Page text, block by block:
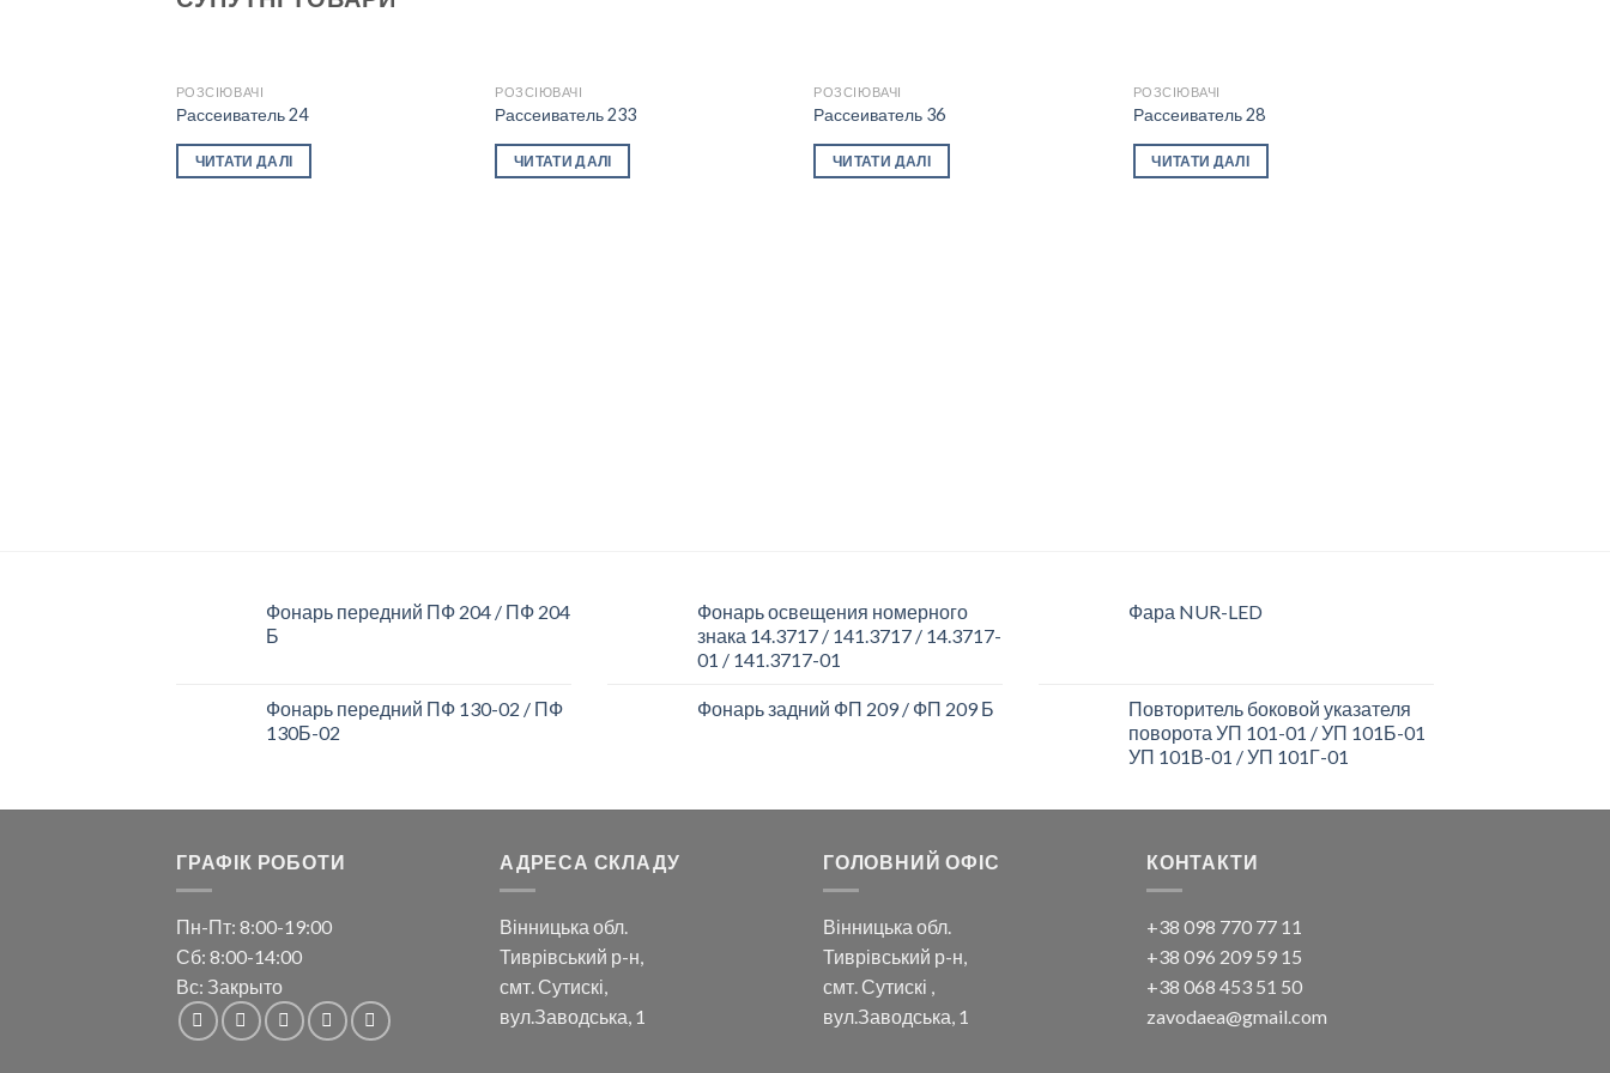
РОЗСІЮВАЧІ
Рассеиватель 24
ЧИТАТИ ДАЛІ
РОЗСІЮВАЧІ
Рассеиватель 233
ЧИТАТИ ДАЛІ
РОЗСІЮВАЧІ
Рассеиватель 36
ЧИТАТИ ДАЛІ
РОЗСІЮВАЧІ
Рассеиватель 28
ЧИТАТИ ДАЛІ
Фонарь передний ПФ 204 / ПФ 204
Б
Фонарь передний ПФ 130-02 / ПФ
130Б-02
Фонарь освещения номерного
знака 14.3717 / 141.3717 / 14.3717-
01 / 141.3717-01
Фонарь задний ФП 209 / ФП 209 Б
Фара NUR-LED
Повторитель боковой указателя
поворота УП 101-01 / УП 101Б-01
УП 101В-01 / УП 101Г-01
ГРАФІК РОБОТИ
Пн-Пт: 8:00-19:00
Сб: 8:00-14:00
Вс: Закрыто
АДРЕСА СКЛАДУ
Вінницька обл.
Тиврівський р-н,
смт. Сутискі,
вул.Заводська, 1
ГОЛОВНИЙ ОФІС
Вінницька обл.
Тиврівський р-н,
смт. Сутискі ,
вул.Заводська, 1
КОНТАКТИ
+38 098 770 77 11
+38 096 209 59 15
+38 068 453 51 50
zavodaea@gmail.com